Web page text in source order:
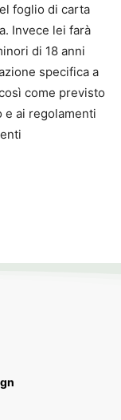
foglio di carta
Invece lei farà
di 18 anni
specifica a
come previsto
e ai regolamenti